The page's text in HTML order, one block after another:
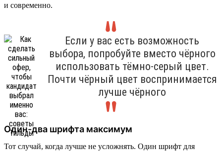
и современно.
Если у вас есть возможность
выбора, попробуйте вместо чёрного
использовать тёмно-серый цвет.
Почти чёрный цвет воспринимается
лучше чёрного
Один-два шрифта максимум
Тот случай, когда лучше не усложнять. Один шрифт для